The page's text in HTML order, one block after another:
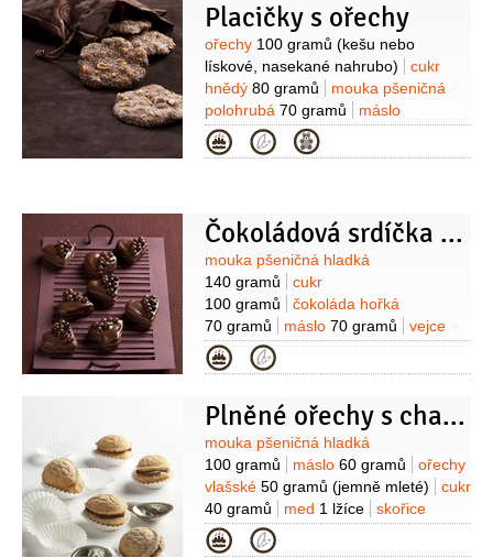
Placičky s ořechy
Suroviny
ořechy 100 gramů (kešu nebo
lískové, nasekané nahrubo)
cukr
hnědý 80 gramů
mouka pšeničná
polohrubá 70 gramů
máslo
60 gramů
mandle
mleté)
vejce1 kus
kakao
Kategorie
Čokoládová srdíčka s kuličkami
Suroviny
mouka pšeničná hladká
140 gramů
cukr
100 gramů
čokoláda hořká
70 gramů
máslo 70 gramů
vejce
1 kus
(malé)
(instantní)
mouka pšeničná hladká
120 gramů (na
ozdobení)
čokoládové zdobení
(kuličky)
Na náplň:
čokoláda hořká
70 gramů
smetana na šlehání
0,2 decilitru
likér kávový
0,2 decilitru
cukr1 lžíce
Kategorie
Plněné ořechy s chalvou
Suroviny
mouka pšeničná hladká
100 gramů
máslo 60 gramů
ořechy
vlašské 50 gramů (jemně mleté)
cukr
40 gramů
med 1 lžíce
skořice
1 lžička (mletá)
(na vymazání formiček)
Na krém:
Kategorie